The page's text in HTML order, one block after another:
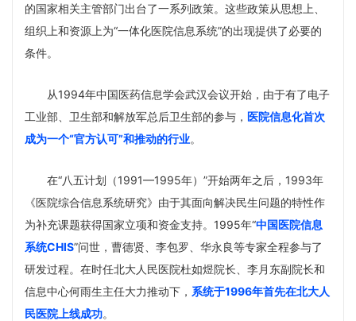
的国家相关主管部门出台了一系列政策。这些政策从思想上、
组织上和资源上为“一体化医院信息系统”的出现提供了必要的
条件。
从1994年中国医药信息学会武汉会议开始，由于有了电子
工业部、卫生部和解放军总后卫生部的参与， 医院信息化首次
成为一个“官方认可”和推动的行业。
在“八五计划（1991—1995年）”开始两年之后，1993年
《医院综合信息系统研究》由于其面向解决民生问题的特性作
为补充课题获得国家立项和资金支持。1995年“中国医院信息
系统CHIS”问世，曹德贤、李包罗、华永良等专家全程参与了
研发过程。在时任北大人民医院杜如煜院长、李月东副院长和
信息中心何雨生主任大力推动下， 系统于1996年首先在北大人
民医院上线成功。